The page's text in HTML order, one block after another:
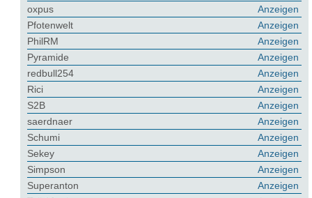
Anzeigen
oxpus
Anzeigen
Pfotenwelt
Anzeigen
PhilRM
Anzeigen
Pyramide
Anzeigen
redbull254
Anzeigen
Rici
Anzeigen
S2B
Anzeigen
saerdnaer
Anzeigen
Schumi
Anzeigen
Sekey
Anzeigen
Simpson
Anzeigen
Superanton